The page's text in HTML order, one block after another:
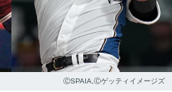
ⒸSPAIA,Ⓒゲッティイメージズ